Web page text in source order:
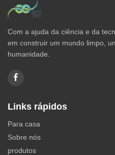
Com a ajuda da ciência e da
em construir um mundo limpo,
humanidade.
Links rápidos
Para casa
Sobre nós
produtos